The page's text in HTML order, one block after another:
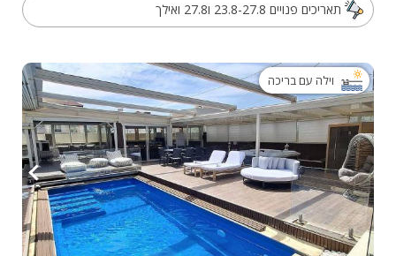
תאריכים פנויים 23.8-27.8 ו27.8 ואילך
וילה עם בריכה